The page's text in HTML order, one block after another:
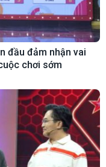
đầu đảm nhận vai
chơi sớm